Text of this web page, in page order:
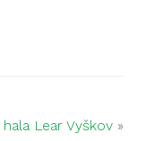
hala Lear Vyškov »